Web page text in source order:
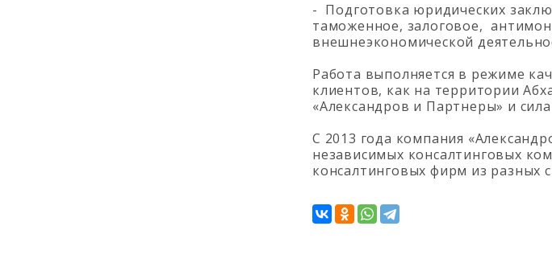
- Подготовка юридических
таможенное, залоговое,
внешнеэкономической
Работа выполняется в режиме
клиентов, как на территории
«Александров и Партнеры» и
С 2013 года компания
независимых консалтинговых
консалтинговых фирм из разных